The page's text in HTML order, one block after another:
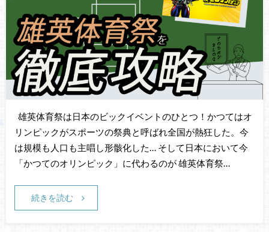
雄英体育祭は日本のビックイベントのひとつ！かつてはオ
リンピックがスポーツの祭典と呼ばれ全国が熱狂した。今
は規模も人口も主唱し形骸化した… そして日本において今
「かつてのオリンピック」に代わるのが 雄英体育祭…
続きを読む